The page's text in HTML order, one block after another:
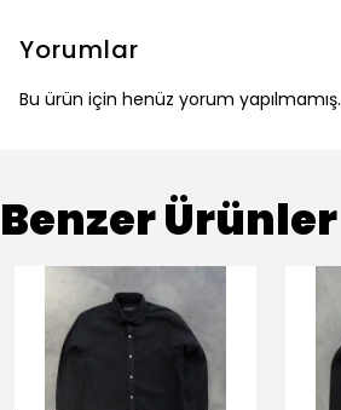
Yorumlar
Bu ürün için henüz yorum yapılmamış.
Benzer Ürünler